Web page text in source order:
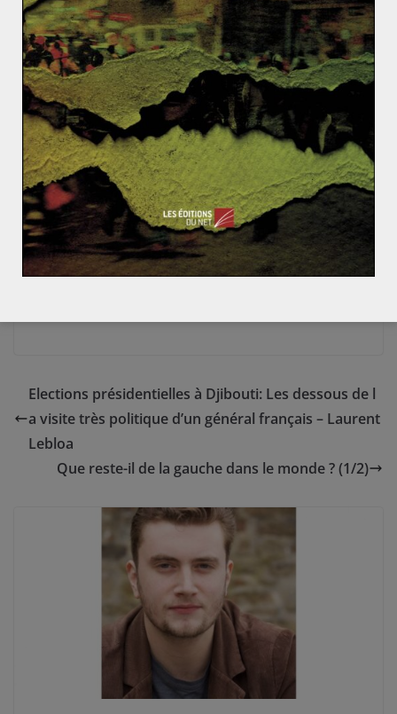
autre, cela passe par la destruction des rentes pour
augmenter la compétition et permettre l’apparition de
nouveaux entrants. Mais pour lutter contre cette
économie de rente, il faut affronter le second problème
qui est la proximité de la grande bourgeoisie
brésilienne avec le pouvoir et la corruption endémique
de la caste politique. La corruption n’est pas propre au
Brésil mais c’est un problème qui représente un frein
considérable au développement du pays et la mise en
place efficace d’une politique quelle qu’elle soit. La
crise qui fragilise Dilma Rousseff ne lui coutera pas
forcément son siège mais bloque le pouvoir et
Elections présidentielles à Djibouti: Les dessous de l
a visite très politique d’un général français – Laurent
Lebloa
Que reste-il de la gauche dans le monde ? (1/2)